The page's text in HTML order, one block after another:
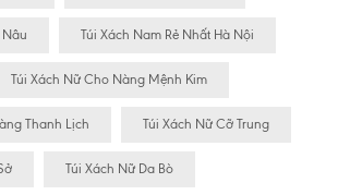
Túi Xách Nam Rẻ Nhất Hà Nội
Túi Xách Nữ Cho Nàng Mệnh Kim
Thanh Lịch Túi Xách Nữ Cỡ Trung
Túi Xách Nữ Da Bò